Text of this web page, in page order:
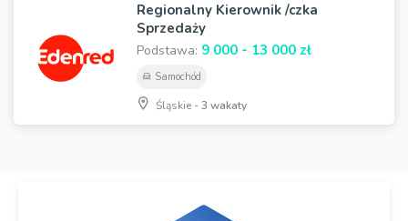
Regionalny Kierownik /czka
Sprzedaży
Podstawa: 9 000 - 13 000 zł
Samochód
Śląskie -3 wakaty